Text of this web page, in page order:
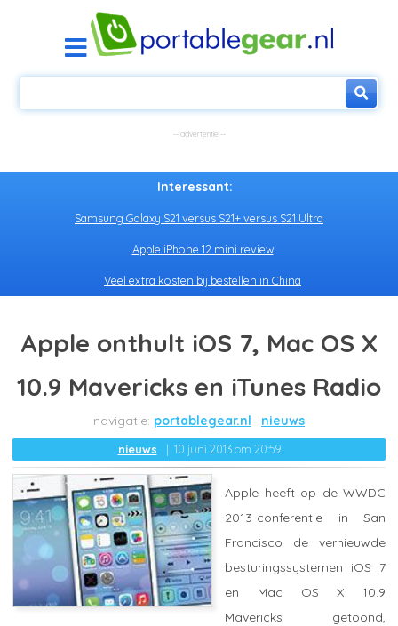
Interessant:
Samsung Galaxy S21 versus S21+ versus S21 Ultra
Apple iPhone 12 mini review
Veel extra kosten bij bestellen in China
Apple onthult iOS 7, Mac OS X
10.9 Mavericks en iTunes Radio
portablegear.nl nieuws
nieuws 10 juni 2013 om 20:59
Apple heeft op de WWDC
2013-conferentie in San
Francisco de vernieuwde
besturingssystemen iOS 7
en Mac OS X 10.9
Mavericks getoond,